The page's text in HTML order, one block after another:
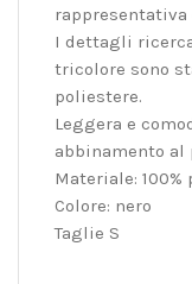
rappresentativa
I dettagli
tricolore sono
poliestere.
Leggera e
abbinamento al
Materiale: 100%
Colore: nero
Taglie S